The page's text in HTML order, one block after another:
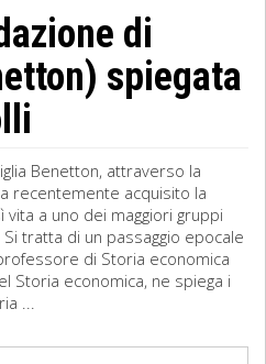
di
spiegata
Benetton, attraverso la
recentemente acquisito la
a uno dei maggiori gruppi
tratta di un passaggio epocale
di Storia economica
Storia economica, ne spiega i
...